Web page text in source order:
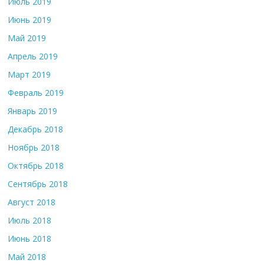
Июнь 2019
Май 2019
Апрель 2019
Март 2019
Февраль 2019
Январь 2019
Декабрь 2018
Ноябрь 2018
Октябрь 2018
Сентябрь 2018
Август 2018
Июль 2018
Июнь 2018
Май 2018